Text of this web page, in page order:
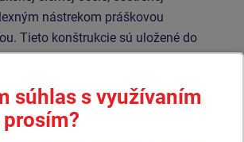
nástrekom práškovou
Tieto konštrukcie sú uložené do
je hliníkové, obalené mäkkou a
Sedadlo „Hniezdo” je vyrobené z
lana z vysoko pevnostného vlákna.
súhlas s využívaním